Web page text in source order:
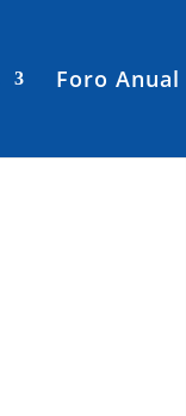
Foro Anual